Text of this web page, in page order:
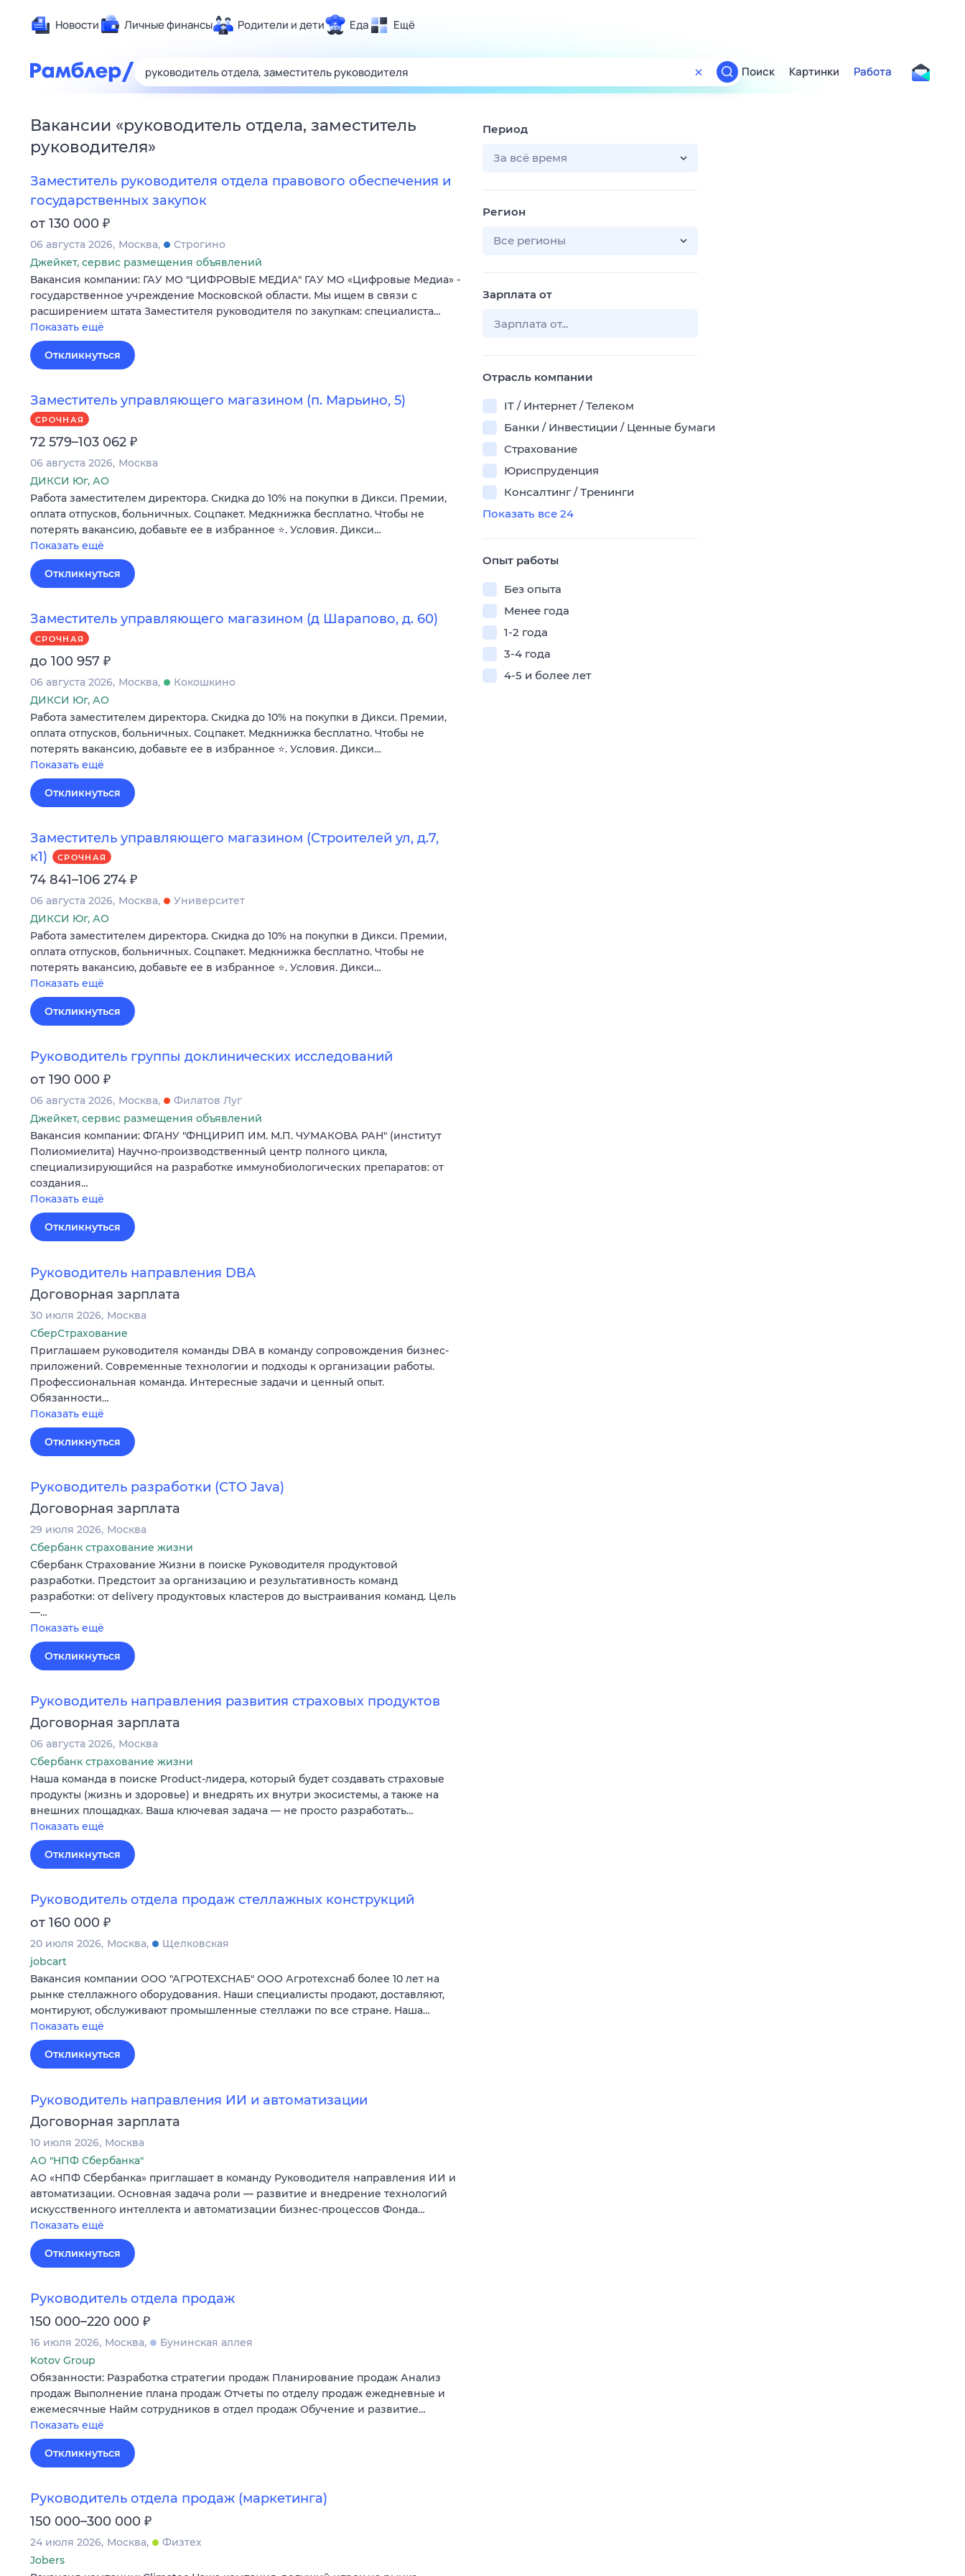
Новости Личные финансы Родители и дети Еда Ещё
Здоровье
Развлечения и отдых
Спорт
Авто
Поиск
ТВ-программа
Поиск Картинки Работа
Вакансии «руководитель отдела, заместитель
руководителя»
Заместитель руководителя отдела правового обеспечения и
государственных закупок
от 130 000 ₽
06 августа 2026 Москва
Строгино
Джейкет, сервис размещения объявлений
Вакансия компании: ГАУ МО "ЦИФРОВЫЕ МЕДИА" ГАУ МО «Цифровые Медиа» -
государственное учреждение Московской области. Мы ищем в связи с
расширением штата Заместителя руководителя по закупкам: специалиста…
Показать ещё
Откликнуться
Заместитель управляющего магазином (п. Марьино, 5)
СРОЧНАЯ
72 579–103 062 ₽
06 августа 2026 Москва
ДИКСИ Юг, АО
Работа заместителем директора. Скидка до 10% на покупки в Дикси. Премии,
оплата отпусков, больничных. Соцпакет. Медкнижка бесплатно. Чтобы не
потерять вакансию, добавьте ее в избранное ⭐. Условия. Дикси…
Показать ещё
Откликнуться
Заместитель управляющего магазином (д Шарапово, д. 60)
СРОЧНАЯ
до 100 957 ₽
06 августа 2026 Москва
Кокошкино
ДИКСИ Юг, АО
Работа заместителем директора. Скидка до 10% на покупки в Дикси. Премии,
оплата отпусков, больничных. Соцпакет. Медкнижка бесплатно. Чтобы не
потерять вакансию, добавьте ее в избранное ⭐. Условия. Дикси…
Показать ещё
Откликнуться
Заместитель управляющего магазином (Строителей ул, д.7,
к1)
СРОЧНАЯ
74 841–106 274 ₽
06 августа 2026 Москва
Университет
ДИКСИ Юг, АО
Работа заместителем директора. Скидка до 10% на покупки в Дикси. Премии,
оплата отпусков, больничных. Соцпакет. Медкнижка бесплатно. Чтобы не
потерять вакансию, добавьте ее в избранное ⭐. Условия. Дикси…
Показать ещё
Откликнуться
Руководитель группы доклинических исследований
от 190 000 ₽
06 августа 2026 Москва
Филатов Луг
Джейкет, сервис размещения объявлений
Вакансия компании: ФГАНУ "ФНЦИРИП ИМ. М.П. ЧУМАКОВА РАН" (институт
Полиомиелита) Научно-производственный центр полного цикла,
специализирующийся на разработке иммунобиологических препаратов: от
создания…
Показать ещё
Откликнуться
Руководитель направления DBA
Договорная зарплата
30 июля 2026 Москва
СберСтрахование
Приглашаем руководителя команды DBA в команду сопровождения бизнес-
приложений. Современные технологии и подходы к организации работы.
Профессиональная команда. Интересные задачи и ценный опыт.
Обязанности…
Показать ещё
Откликнуться
Руководитель разработки (СТО Java)
Договорная зарплата
29 июля 2026 Москва
Сбербанк страхование жизни
Сбербанк Страхование Жизни в поиске Руководителя продуктовой
разработки. Предстоит за организацию и результативность команд
разработки: от delivery продуктовых кластеров до выстраивания команд. Цель
—…
Показать ещё
Откликнуться
Руководитель направления развития страховых продуктов
Договорная зарплата
06 августа 2026 Москва
Сбербанк страхование жизни
Наша команда в поиске Product-лидера, который будет создавать страховые
продукты (жизнь и здоровье) и внедрять их внутри экосистемы, а также на
внешних площадках. Ваша ключевая задача — не просто разработать…
Показать ещё
Откликнуться
Руководитель отдела продаж стеллажных конструкций
от 160 000 ₽
20 июля 2026 Москва
Щелковская
jobcart
Вакансия компании ООО "АГРОТЕХСНАБ" ООО Агротехснаб более 10 лет на
рынке стеллажного оборудования. Наши специалисты продают, доставляют,
монтируют, обслуживают промышленные стеллажи по все стране. Наша…
Показать ещё
Откликнуться
Руководитель направления ИИ и автоматизации
Договорная зарплата
10 июля 2026 Москва
АО "НПФ Сбербанка"
АО «НПФ Сбербанка» приглашает в команду Руководителя направления ИИ и
автоматизации. Основная задача роли — развитие и внедрение технологий
искусственного интеллекта и автоматизации бизнес-процессов Фонда…
Показать ещё
Откликнуться
Руководитель отдела продаж
150 000–220 000 ₽
16 июля 2026 Москва
Бунинская аллея
Kotov Group
Обязанности: Разработка стратегии продаж Планирование продаж Анализ
продаж Выполнение плана продаж Отчеты по отделу продаж ежедневные и
ежемесячные Найм сотрудников в отдел продаж Обучение и развитие…
Показать ещё
Откликнуться
Руководитель отдела продаж (маркетинга)
150 000–300 000 ₽
24 июля 2026 Москва
Физтех
Jobers
Период
За всё время
Регион
Все регионы
Зарплата от
Отрасль компании
IT / Интернет / Телеком
Банки / Инвестиции / Ценные бумаги
Страхование
Юриспруденция
Консалтинг / Тренинги
Показать все 24
Опыт работы
Без опыта
Менее года
1-2 года
3-4 года
4-5 и более лет